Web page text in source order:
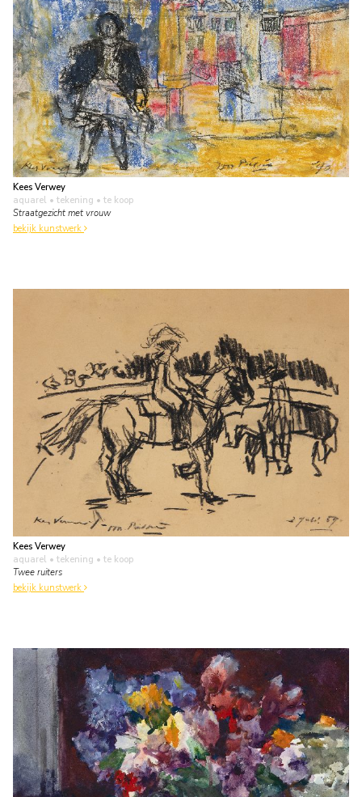
Kees Verwey
aquarel • tekening • te koop
Straatgezicht met vrouw
bekijk kunstwerk
Kees Verwey
aquarel • tekening • te koop
Twee ruiters
bekijk kunstwerk